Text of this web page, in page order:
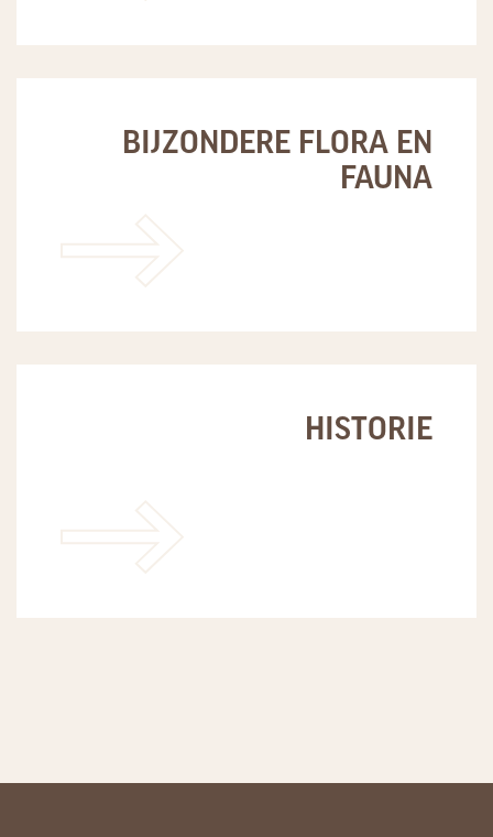
BIJZONDERE FLORA EN
FAUNA
HISTORIE